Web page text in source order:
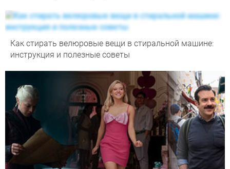
Как стирать велюровые вещи в стиральной машине:
инструкция и полезные советы